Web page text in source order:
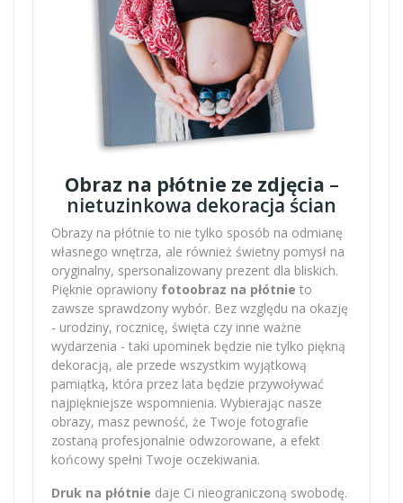
Obraz na płótnie ze zdjęcia –
nietuzinkowa dekoracja ścian
Obrazy na płótnie to nie tylko sposób na odmianę
własnego wnętrza, ale również świetny pomysł na
oryginalny, spersonalizowany prezent dla bliskich.
Pięknie oprawiony fotoobraz na płótnie to
zawsze sprawdzony wybór. Bez względu na okazję
- urodziny, rocznicę, święta czy inne ważne
wydarzenia - taki upominek będzie nie tylko piękną
dekoracją, ale przede wszystkim wyjątkową
pamiątką, która przez lata będzie przywoływać
najpiękniejsze wspomnienia. Wybierając nasze
obrazy, masz pewność, że Twoje fotografie
zostaną profesjonalnie odwzorowane, a efekt
końcowy spełni Twoje oczekiwania.
Druk na płótnie daje Ci nieograniczoną swobodę.